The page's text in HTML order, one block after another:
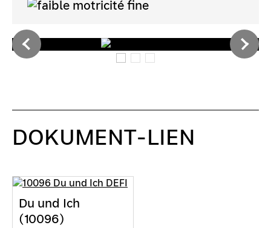
DOKUMENT-LIEN
Du und Ich
(10096)